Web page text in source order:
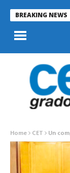
BREAKING NEWS
Home CET Un